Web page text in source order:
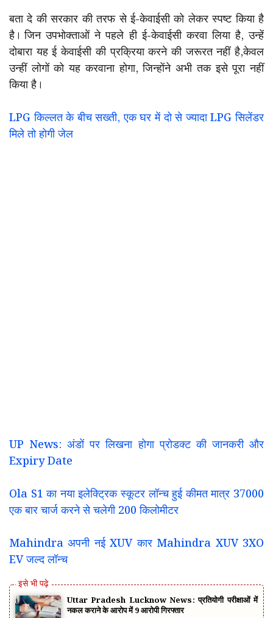
बता दे की सरकार की तरफ से ई-केवाईसी को लेकर स्पष्ट किया है
है। जिन उपभोक्ताओं ने पहले ही ई-केवाईसी करवा लिया है, उन्हें
दोबारा यह ई केवाईसी की प्रक्रिया करने की जरूरत नहीं है,केवल
उन्हीं लोगों को यह करवाना होगा, जिन्होंने अभी तक इसे पूरा नहीं
किया है।
LPG किल्लत के बीच सख्ती, एक घर में दो से ज्यादा LPG सिलेंडर
मिले तो होगी जेल
UP News: अंडों पर लिखना होगा प्रोडक्ट की जानकरी और
Expiry Date
Ola S1 का नया इलेक्ट्रिक स्कूटर लॉन्च हुई कीमत मात्र 37000
एक बार चार्ज करने से चलेगी 200 किलोमीटर
Mahindra अपनी नई XUV कार Mahindra XUV 3XO
EV जल्द लॉन्च
Uttar Pradesh Lucknow News: प्रतियोगी परीक्षाओं में
नकल कराने के आरोप में 9 आरोपी गिरफ्तार